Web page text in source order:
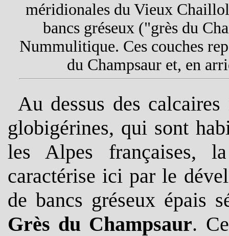
méridionales du Vieux
bancs gréseux ("grès du
Nummulitique. Ces couches
du Champsaur et, en
Au dessus des
globigérines, qui sont
les Alpes françaises,
caractérise ici par le
de bancs gréseux épais
Grès du Champsaur.